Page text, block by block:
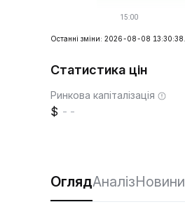
Останні зміни: 2026-08-08 13:30:38.
Статистика цін
Ринкова капіталізація
--
ОглядАналізНовини